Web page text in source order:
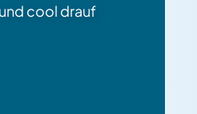
cool drauf